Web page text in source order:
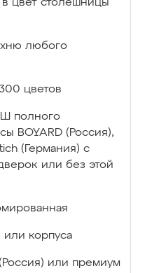
цвет столешницы
любого
цветов
полного
BOYARD (Россия),
(Германия) с
или без этой
или корпуса
(Россия) или премиум